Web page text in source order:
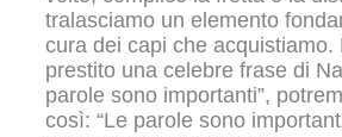
tralasciamo un elemento
cura dei capi che acquistiamo.
prestito una celebre frase di
parole sono importanti”,
così: “Le parole sono